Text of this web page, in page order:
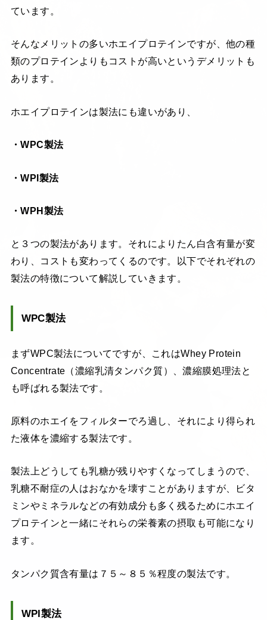
ています。
そんなメリットの多いホエイプロテインですが、他の種
類のプロテインよりもコストが高いというデメリットも
あります。
ホエイプロテインは製法にも違いがあり、
・WPC製法
・WPI製法
・WPH製法
と３つの製法があります。それによりたん白含有量が変
わり、コストも変わってくるのです。以下でそれぞれの
製法の特徴について解説していきます。
WPC製法
まずWPC製法についてですが、これはWhey Protein
Concentrate（濃縮乳清タンパク質）、濃縮膜処理法と
も呼ばれる製法です。
原料のホエイをフィルターでろ過し、それにより得られ
た液体を濃縮する製法です。
製法上どうしても乳糖が残りやすくなってしまうので、
乳糖不耐症の人はおなかを壊すことがありますが、ビタ
ミンやミネラルなどの有効成分も多く残るためにホエイ
プロテインと一緒にそれらの栄養素の摂取も可能になり
ます。
タンパク質含有量は７５～８５％程度の製法です。
WPI製法